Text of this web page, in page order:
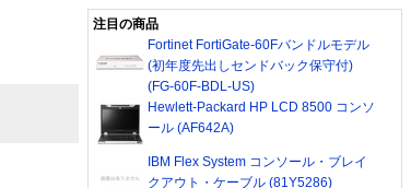
注目の商品
Fortinet FortiGate-60Fバンドルモデル
(初年度先出しセンドバック保守付)
(FG-60F-BDL-US)
Hewlett-Packard HP LCD 8500 コンソ
ール (AF642A)
IBM Flex System コンソール・ブレイ
クアウト・ケーブル (81Y5286)